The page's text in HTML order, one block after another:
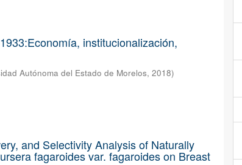
institucionalización,
Autónoma del Estado de Morelos,2018)
and Selectivity Analysis of Naturally
fagaroides var. fagaroides on Breast